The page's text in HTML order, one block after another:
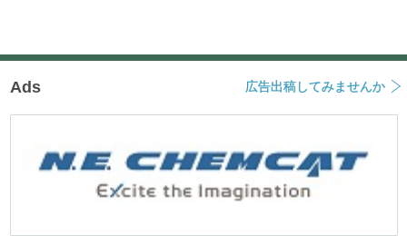
Ads 広告出稿してみませんか